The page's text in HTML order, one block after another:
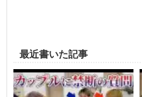
最近書いた記事